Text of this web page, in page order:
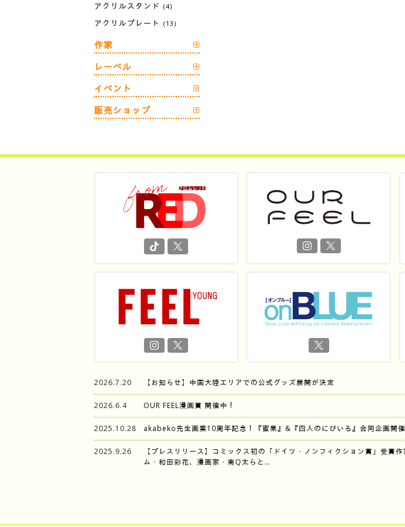
アクリルスタンド (4)
アクリルプレート (13)
作家
レーベル
イベント
販売ショップ
2026.7.20 【お知らせ】中国大陸エリアでの公式グッズ展開が決定
2026.6.4 OUR FEEL漫画賞 開催中！
2025.10.28 akabeko先生画業10周年記念！『蜜果』&『四人のにびいろ』合同企画開
2025.9.26
【プレスリリース】コミックス初の「ドイツ・ノンフィクション賞」受賞
ム・和田彩花、漫画家・南Q太らと…